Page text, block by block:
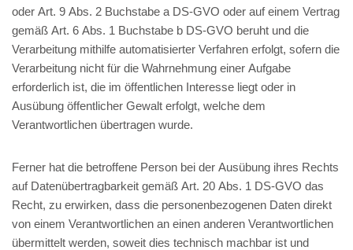
oder Art. 9 Abs. 2 Buchstabe a DS-GVO oder auf einem Vertrag
gemäß Art. 6 Abs. 1 Buchstabe b DS-GVO beruht und die
Verarbeitung mithilfe automatisierter Verfahren erfolgt, sofern die
Verarbeitung nicht für die Wahrnehmung einer Aufgabe
erforderlich ist, die im öffentlichen Interesse liegt oder in
Ausübung öffentlicher Gewalt erfolgt, welche dem
Verantwortlichen übertragen wurde.
Ferner hat die betroffene Person bei der Ausübung ihres Rechts
auf Datenübertragbarkeit gemäß Art. 20 Abs. 1 DS-GVO das
Recht, zu erwirken, dass die personenbezogenen Daten direkt
von einem Verantwortlichen an einen anderen Verantwortlichen
übermittelt werden, soweit dies technisch machbar ist und